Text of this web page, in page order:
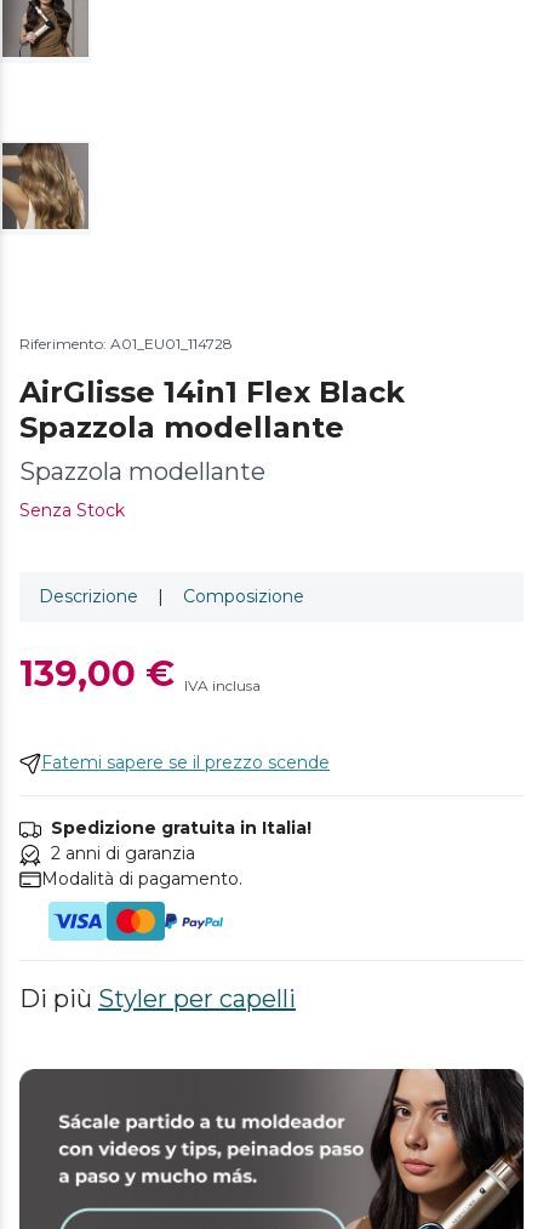
Riferimento: A01_EU01_114728
AirGlisse 14in1 Flex Black
Spazzola modellante
Spazzola modellante
Senza Stock
Descrizione | Composizione
139,00 € IVA inclusa
Fatemi sapere se il prezzo scende
Spedizione gratuita in Italia!
2 anni di garanzia
Modalità di pagamento.
Di più Styler per capelli